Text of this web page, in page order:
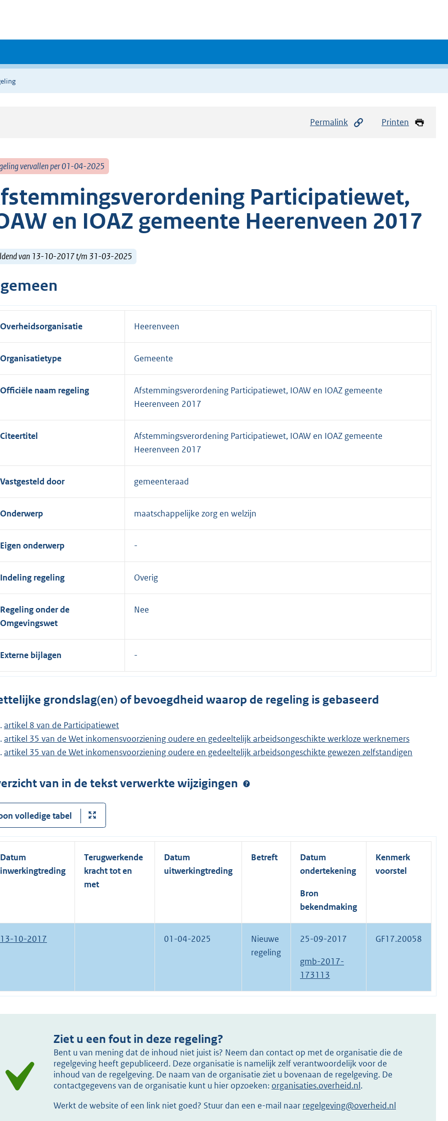
Permalink Printen
vervallen per 01-04-2025
Participatiewet,
en IOAZ gemeente Heerenveen 2017
van 13-10-2017 t/m 31-03-2025
Overheidsorganisatie Heerenveen
Organisatietype Gemeente
Officiële naam regeling
Afstemmingsverordening Participatiewet, IOAW en IOAZ gemeente
Heerenveen 2017
Citeertitel
Afstemmingsverordening Participatiewet, IOAW en IOAZ gemeente
Heerenveen 2017
Vastgesteld door gemeenteraad
Onderwerp maatschappelijke zorg en welzijn
Eigen onderwerp
Indeling regeling Overig
Regeling onder de
Omgevingswet
Nee
Externe bijlagen
grondslag(en) of bevoegdheid waarop de regeling is gebaseerd
artikel 8 van de Participatiewet
artikel 35 van de Wet inkomensvoorziening oudere en gedeeltelijk arbeidsongeschikte werkloze werknemers
artikel 35 van de Wet inkomensvoorziening oudere en gedeeltelijk arbeidsongeschikte gewezen zelfstandigen
van in de tekst verwerkte wijzigingen
volledige tabel
Datum
inwerkingtreding
Terugwerkende
kracht tot en
met
Datum
uitwerkingtreding
Betreft
Datum
ondertekening
Bron
bekendmaking
Kenmerk
voorstel
13-10-2017 01-04-2025
Nieuwe
regeling
25-09-2017
gmb-2017-
173113
GF17.20058
Ziet u een fout in deze regeling?
Bent u van mening dat de inhoud niet juist is? Neem dan contact op met de organisatie die de
regelgeving heeft gepubliceerd. Deze organisatie is namelijk zelf verantwoordelijk voor de
inhoud van de regelgeving. De naam van de organisatie ziet u bovenaan de regelgeving. De
contactgegevens van de organisatie kunt u hier opzoeken: organisaties.overheid.nl.
Werkt de website of een link niet goed? Stuur dan een e-mail naar regelgeving@overheid.nl